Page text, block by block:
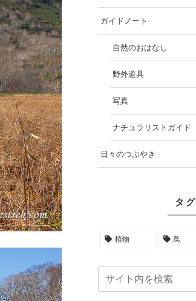
ガイドノート
自然のおはなし
野外道具
写真
ナチュラリストガイド
日々のつぶやき
タグ
植物 鳥